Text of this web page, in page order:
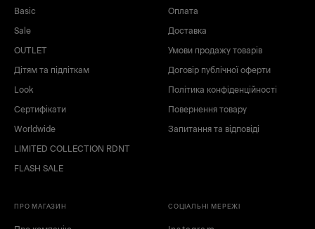
Basic
Sale
OUTLET
Дітям та підліткам
Look
Сертифікати
Worldwide
LIMITED COLLECTION RDNT
FLASH SALE
Оплата
Доставка
Умови продажу товарів
Договір публічної оферти
Політика конфіденційності
Повернення товару
Запитання та відповіді
ПРО МАГАЗИН СОЦІАЛЬНІ МЕРЕЖІ